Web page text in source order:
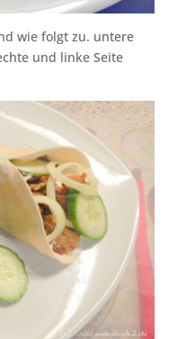
wie folgt zu. untere
und linke Seite